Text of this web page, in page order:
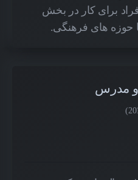
برای کار در بخش
حوزه های فرهنگی.
و مدرس